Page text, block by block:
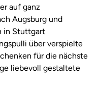
auf ganz
Augsburg und
in Stuttgart
über verspielte
für die nächste
liebevoll gestaltete